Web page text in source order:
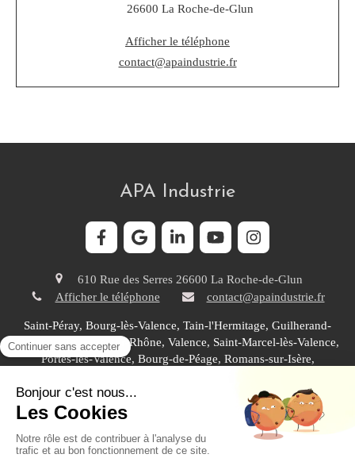
26600 La Roche-de-Glun
Afficher le téléphone
contact@apaindustrie.fr
APA Industrie
610 Rue des Serres 26600 La Roche-de-Glun
Afficher le téléphone
contact@apaindustrie.fr
Saint-Péray, Bourg-lès-Valence, Tain-l'Hermitage, Guilherand-
Granges, Tournon-sur-Rhône, Valence, Saint-Marcel-lès-Valence,
Portes-lès-Valence, Bourg-de-Péage, Romans-sur-Isère,
Annonay, Salaise-sur-Sanne, Sarras, Saint Vallier, Montélimar
Plan du site